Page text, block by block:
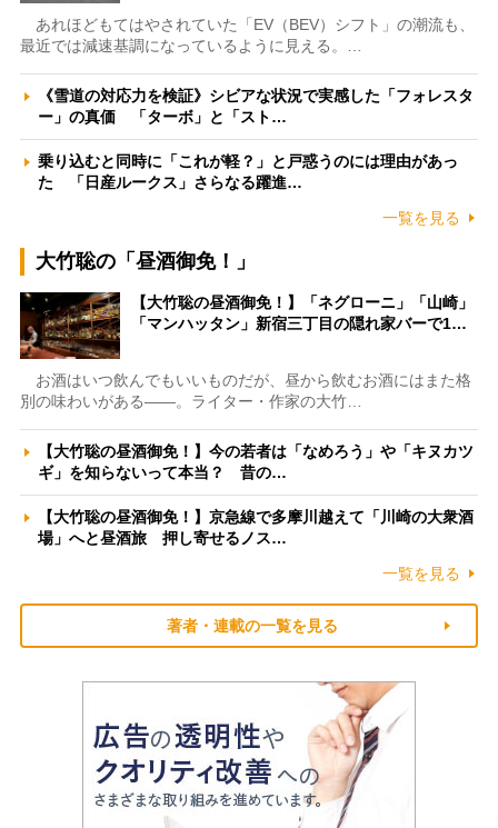
あれほどもてはやされていた「EV（BEV）シフト」の潮流も、
最近では減速基調になっているように見える。…
《雪道の対応力を検証》シビアな状況で実感した「フォレスタ
ー」の真価 「ターボ」と「スト…
乗り込むと同時に「これが軽？」と戸惑うのには理由があっ
た 「日産ルークス」さらなる躍進…
一覧を見る
大竹聡の「昼酒御免！」
【大竹聡の昼酒御免！】「ネグローニ」「山崎」
「マンハッタン」新宿三丁目の隠れ家バーで1…
お酒はいつ飲んでもいいものだが、昼から飲むお酒にはまた格
別の味わいがある――。ライター・作家の大竹…
【大竹聡の昼酒御免！】今の若者は「なめろう」や「キヌカツ
ギ」を知らないって本当？ 昔の…
【大竹聡の昼酒御免！】京急線で多摩川越えて「川崎の大衆酒
場」へと昼酒旅 押し寄せるノス…
一覧を見る
著者・連載の一覧を見る